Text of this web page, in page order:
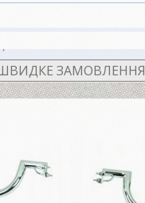
ЗАМОВЛЕННЯ